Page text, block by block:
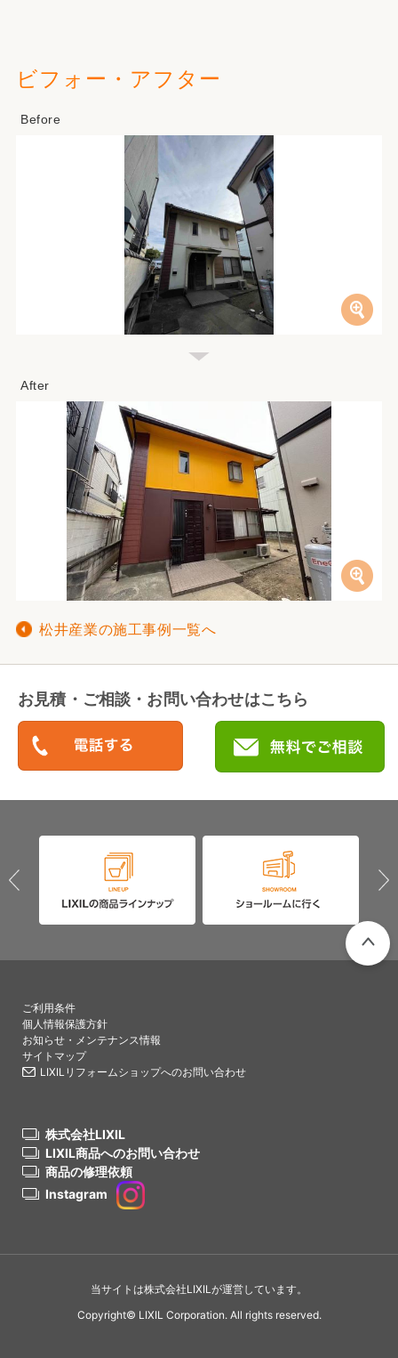
ビフォー・アフター
松井産業の施工事例一覧へ
お見積・ご相談・お問い合わせはこちら
ご利用条件
個人情報保護方針
お知らせ・メンテナンス情報
サイトマップ
LIXILリフォームショップへのお問い合わせ
株式会社LIXIL
LIXIL商品へのお問い合わせ
商品の修理依頼
Instagram
当サイトは株式会社LIXILが運営しています。
Copyright© LIXIL Corporation. All rights reserved.